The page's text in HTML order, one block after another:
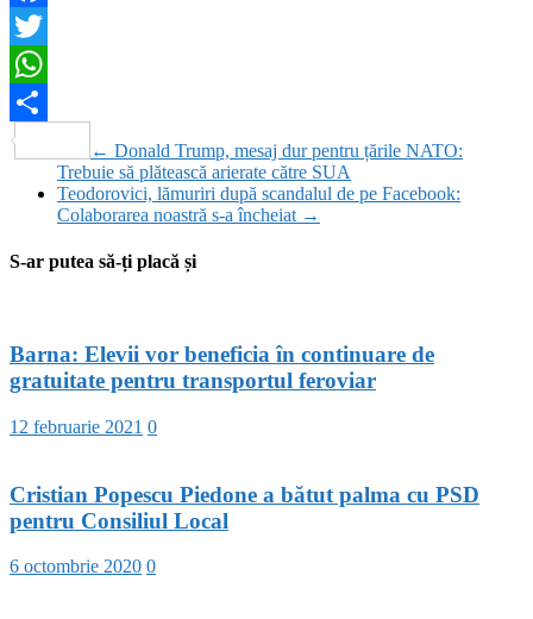
Facebook
Twitter
WhatsApp
Partajează
← Donald Trump, mesaj dur pentru țările NATO:
Trebuie să plătească arierate către SUA
Teodorovici, lămuriri după scandalul de pe Facebook:
Colaborarea noastră s-a încheiat →
S-ar putea să-ți placă și
Barna: Elevii vor beneficia în continuare de
gratuitate pentru transportul feroviar
12 februarie 2021 0
Cristian Popescu Piedone a bătut palma cu PSD
pentru Consiliul Local
6 octombrie 2020 0